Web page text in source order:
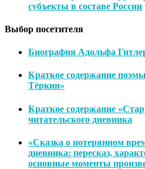
субъекты в составе России
Выбор посетителя
Биография Адольфа
Краткое содержание
Тёркин»
Краткое содержание
читательского дневника
«Сказка о потерянном
дневника: пересказ,
основные моменты